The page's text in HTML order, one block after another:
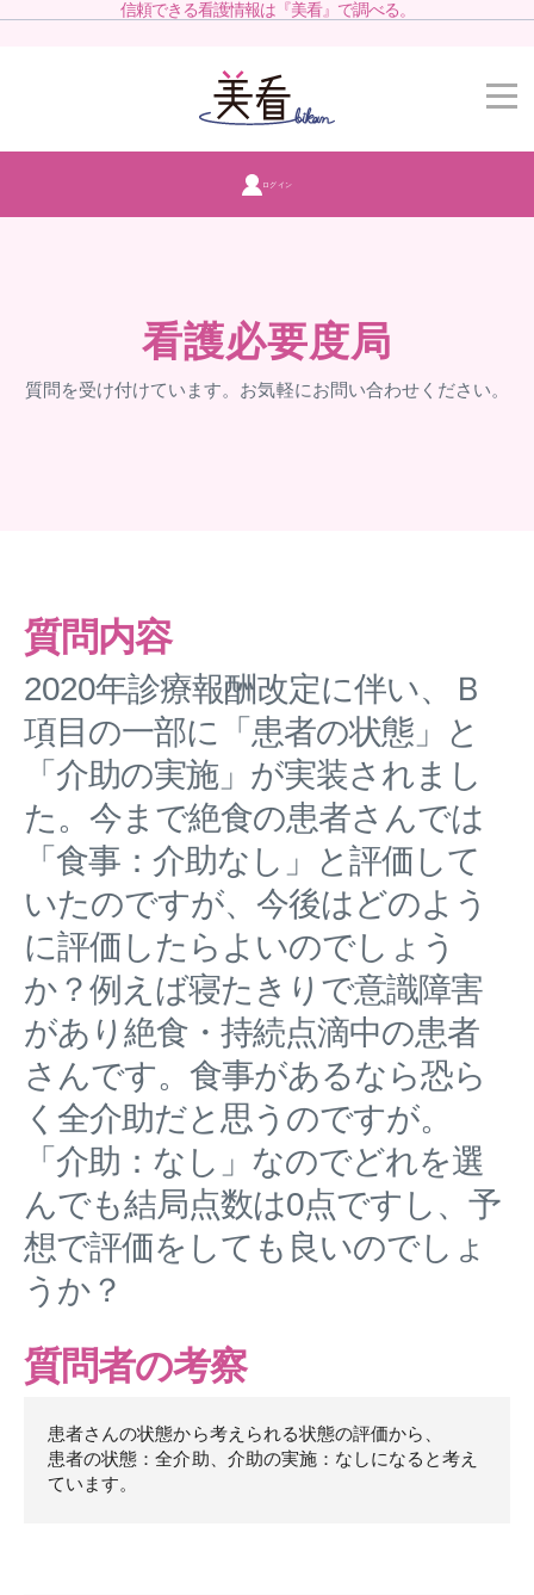
信頼できる看護情報は『美看』で調べる。
ログイン
看護必要度局
質問を受け付けています。お気軽にお問い合わせください。
質問内容
2020年診療報酬改定に伴い、Ｂ
項目の一部に「患者の状態」と
「介助の実施」が実装されまし
た。今まで絶食の患者さんでは
「食事：介助なし」と評価して
いたのですが、今後はどのよう
に評価したらよいのでしょう
か？例えば寝たきりで意識障害
があり絶食・持続点滴中の患者
さんです。食事があるなら恐ら
く全介助だと思うのですが。
「介助：なし」なのでどれを選
んでも結局点数は0点ですし、予
想で評価をしても良いのでしょ
うか？
質問者の考察
患者さんの状態から考えられる状態の評価から、
患者の状態：全介助、介助の実施：なしになると考え
ています。